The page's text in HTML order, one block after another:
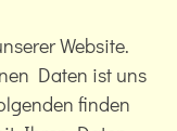
Website.
Daten ist uns
finden